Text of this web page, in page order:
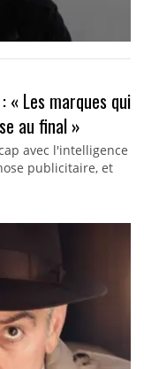
« Les marques qui
au final »
avec l'intelligence
publicitaire, et